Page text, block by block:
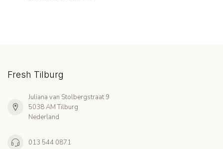
Fresh Tilburg
Juliana van Stolbergstraat 9
5038 AM Tilburg
Nederland
013 544 0871